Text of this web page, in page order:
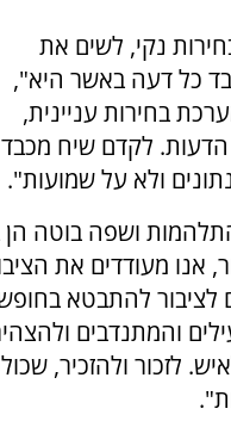
נקי, לשים את
כל דעה באשר היא",
בחירות עניינית,
הדעות. לקדם שיח מכבד
ולא על שמועות".
ושפה בוטה
אנו מעודדים את
לציבור להתבטא
והמתנדבים
לזכור ולהזכיר,